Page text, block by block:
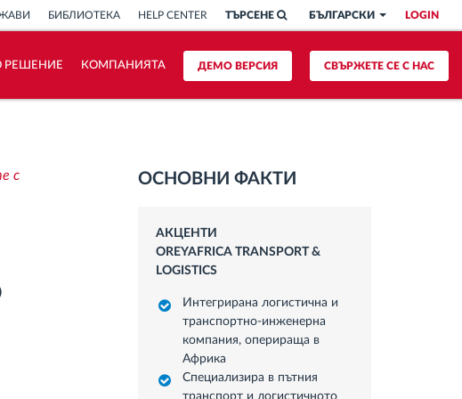
LOGIN
БЪЛГАРСКИ
ТЪРСЕНЕ
БИБЛИОТЕКА HELP CENTER
СВЪРЖЕТЕ СЕ С НАС
ДЕМО ВЕРСИЯ
РЕШЕНИЕ КОМПАНИЯТА
с
ОСНОВНИ ФАКТИ
АКЦЕНТИ
OREYAFRICA TRANSPORT &
LOGISTICS
Интегрирана логистична и
транспортно-инженерна
компания, оперираща в
Африка
Специализира в пътния
транспорт и логистичното